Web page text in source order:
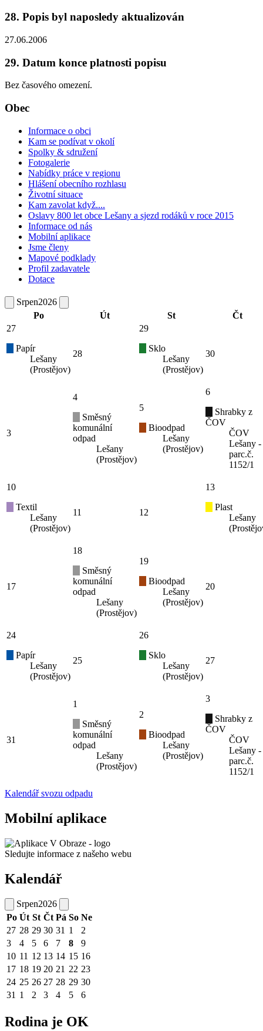
28. Popis byl naposledy aktualizován
27.06.2006
29. Datum konce platnosti popisu
Bez časového omezení.
Obec
Informace o obci
Kam se podívat v okolí
Spolky & sdružení
Fotogalerie
Nabídky práce v regionu
Hlášení obecního rozhlasu
Životní situace
Kam zavolat když....
Oslavy 800 let obce Lešany a sjezd rodáků v roce 2015
Informace od nás
Mobilní aplikace
Jsme členy
Mapové podklady
Profil zadavatele
Dotace
Srpen2026
Po
Út St
Čt
27
Papír
Lešany
(Prostějov)
28
29
Sklo
Lešany
(Prostějov)
30
3
4
Směsný
komunální
odpad
Lešany
(Prostějov)
5
Bioodpad
Lešany
(Prostějov)
6
Shrabky z
ČOV
ČOV
Lešany -
parc.č.
1152/1
10
Textil
Lešany
(Prostějov)
11 12
13
Plast
Lešany
17
18
Směsný
komunální
odpad
Lešany
(Prostějov)
19
Bioodpad
Lešany
(Prostějov)
20
24
Papír
Lešany
(Prostějov)
25
26
Sklo
Lešany
(Prostějov)
27
31
1
Směsný
komunální
odpad
Lešany
(Prostějov)
2
Bioodpad
Lešany
(Prostějov)
3
Shrabky z
ČOV
ČOV
Lešany -
parc.č.
1152/1
Kalendář svozu odpadu
Mobilní aplikace
Sledujte informace z našeho webu
Kalendář
Srpen2026
Po Út St Čt Pá So Ne
27 28 29 30 31 1
2
3
4 5 6 7 8
9
10 11 12 13 14 15 16
17 18 19 20 21 22 23
24 25 26 27 28 29 30
31 1 2 3 4 5 6
Rodina je OK